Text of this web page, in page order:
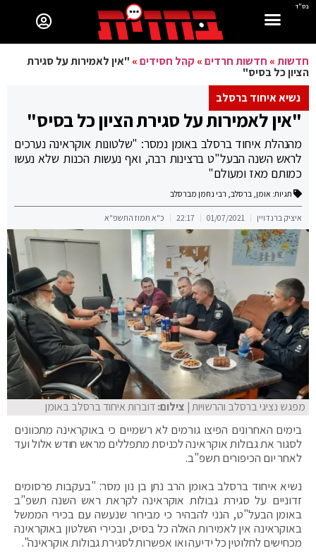
בס"ד
חדשות» חדשות חרדים» קהל חסידים» "אין לאמירות על סגירת
הציון כל בסיס"
נשיא איחוד ברסלב
"אין לאמירות על סגירת הציון כל בסיס"
מהנהלת איחוד ברסלב באומן נמסר: "שלטונות אוקראינה נערכים
לראש השנה הבעל"ט ברצינות רבה, ואף נעשות הכנות שלא נעשו
כמותם מאז ומעולם"
תגיות: אומן, ברסלב, רבי נחמן מברסלב
איציק ברנדויין 01/07/2021
22:17 כ"א תמוז התשפ"א
מפגש נציגי ברסלב והרשויות| צילום:דוברות איחוד ברסלב באומן
בימים האחרונים הפיצו גורמים לא רשמיים כי באוקראינה מתכוונים
לסגור את גבולות אוקראינה לכניסת מתפללים מראש חודש אלול ועד
לאחר יום הכיפורים תשפ"ב.
נשיא איחוד ברסלב באומן הרב נתן בן נון מסר: "בעקבות פרסומים
זדוניים על סגירת גבולות אוקראינה לקראת ראש השנה תשפ"ב
באומן הבעל"ט, הנני להבהיר כי מבירור שנעשה עם בכירי הממשל
באוקראינה אין לאמירות האלה כל בסיס, ובכירי השלטון באוקראינה
מכחישים לחלוטין כל ידיעה ואו אפשרות לסגירת גבולות אוקראינה".